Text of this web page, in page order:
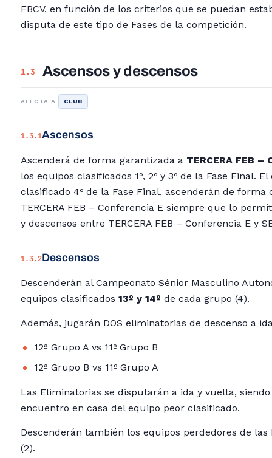
FBCV, en función de los criterios que se puedan
disputa de este tipo de Fases de la competición.
1.3 Ascensos y descensos
AFECTA A CLUB
1.3.1Ascensos
Ascenderá de forma garantizada a TERCERA FEB –
los equipos clasificados 1º, 2º y 3º de la Fase Final.
clasificado 4º de la Fase Final, ascenderán de forma
TERCERA FEB – Conferencia E siempre que lo
y descensos entre TERCERA FEB – Conferencia E y
1.3.2Descensos
Descenderán al Campeonato Sénior Masculino
equipos clasificados 13º y 14º de cada grupo (4).
Además, jugarán DOS eliminatorias de descenso a
12ª Grupo A vs 11º Grupo B
12ª Grupo B vs 11º Grupo A
Las Eliminatorias se disputarán a ida y vuelta,
encuentro en casa del equipo peor clasificado.
Descenderán también los equipos perdedores de las
(2).